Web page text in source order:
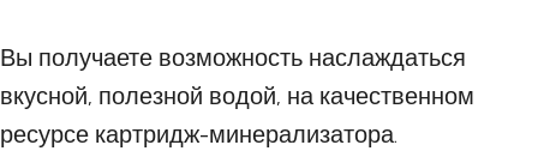
Вы получаете возможность наслаждаться
вкусной, полезной водой, на качественном
ресурсе картридж-минерализатора.